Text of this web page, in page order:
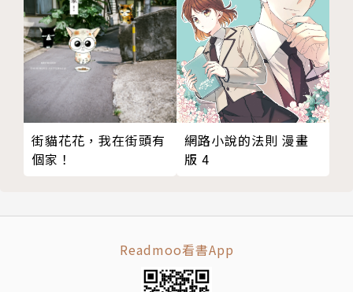
街貓花花，我在街頭有
個家！
網路小說的法則 漫畫
版 4
Readmoo看書App